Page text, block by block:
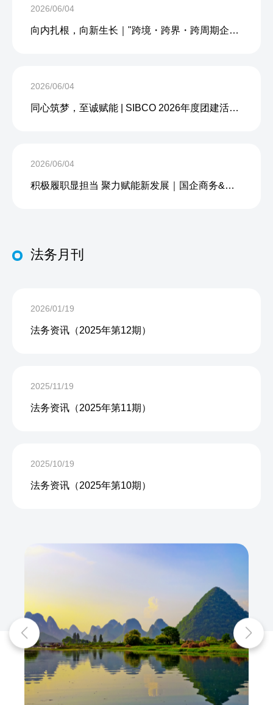
2026/06/04
向内扎根，向新生长｜"跨境・跨界・跨周期企业内生力沙龙"成功举办
2026/06/04
同心筑梦，至诚赋能 | SIBCO 2026年度团建活动圆满收官
2026/06/04
积极履职显担当 聚力赋能新发展｜国企商务&中企人力出席上海现代服务业联合会第五届会员大会第三次会议暨2026服务业高质量发展大会
法务月刊
2026/01/19
法务资讯（2025年第12期）
2025/11/19
法务资讯（2025年第11期）
2025/10/19
法务资讯（2025年第10期）